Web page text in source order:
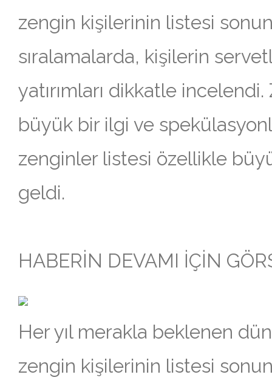
zengin kişilerinin listesi
sıralamalarda, kişilerin
yatırımları dikkatle incelendi.
büyük bir ilgi ve
zenginler listesi özellikle
geldi.
HABERİN DEVAMI İÇİN
Her yıl merakla beklenen
zengin kişilerinin listesi